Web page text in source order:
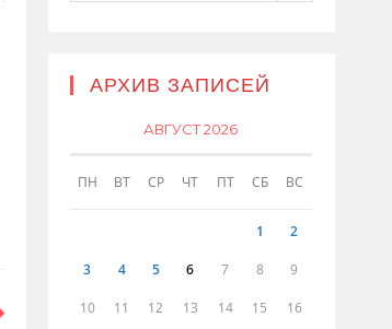
АРХИВ ЗАПИСЕЙ
АВГУСТ 2026
ПН ВТ СР ЧТ ПТ СБ ВС
1 2
3 4 5 6 7 8 9
10 11 12 13 14 15 16